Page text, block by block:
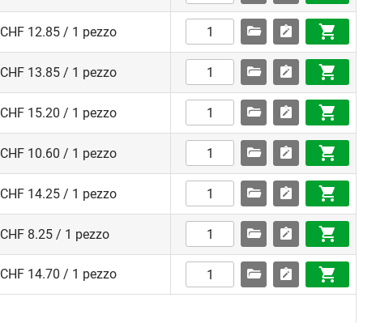
CHF 12.85 / 1 pezzo
CHF 13.85 / 1 pezzo
CHF 15.20 / 1 pezzo
CHF 10.60 / 1 pezzo
CHF 14.25 / 1 pezzo
CHF 8.25 / 1 pezzo
CHF 14.70 / 1 pezzo